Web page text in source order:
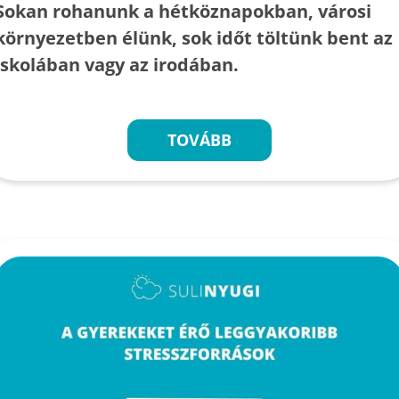
rohanunk a hétköznapokban, városi
élünk, sok időt töltünk bent az
vagy az irodában.
TOVÁBB